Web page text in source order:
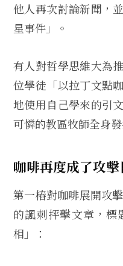
他人再次討論新聞，
星事件」。
有人對哲學思維大為
位學徒「以拉丁文點
地使用自己學來的引
可憐的教區牧師全身發
咖啡再度成了攻擊
第一樁對咖啡展開攻
的諷刺抨擊文章，標
相」：